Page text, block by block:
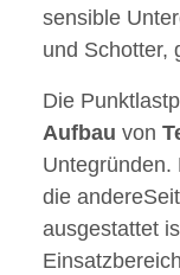
sensible
und Schotter,
Die
Aufbau von
Untegründen.
die
ausgestattet